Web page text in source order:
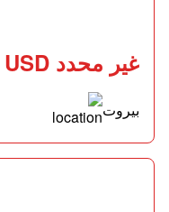
غير محدد USD
بيروت